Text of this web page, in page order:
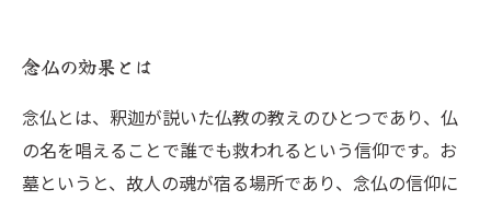
念仏の効果とは
念仏とは、釈迦が説いた仏教の教えのひとつであり、仏
の名を唱えることで誰でも救われるという信仰です。お
墓というと、故人の魂が宿る場所であり、念仏の信仰に